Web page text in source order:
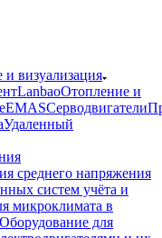
и визуализация
LanbaoОтопление и
EMASCерводвигатели
Удаленный
среднего напряжения
систем учёта и
микроклимата в
Оборудование для